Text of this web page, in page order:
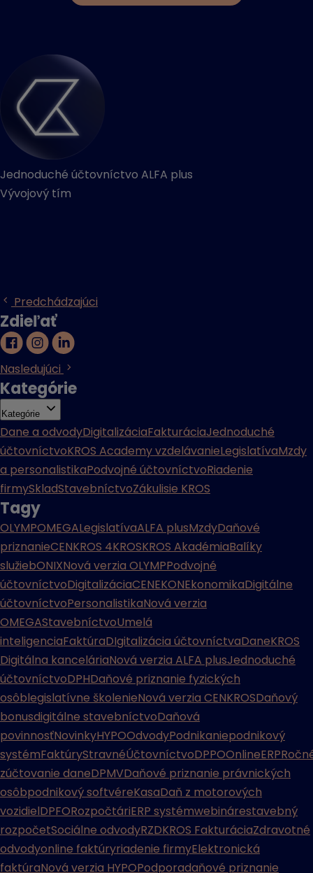
Jednoduché účtovníctvo ALFA plus
Vývojový tím
Predchádzajúci
Zdieľať
Nasledujúci
Kategórie
Kategórie
Dane a odvodyDigitalizáciaFakturáciaJednoduché
účtovníctvoKROS Academy vzdelávanieLegislatívaMzdy
a personalistikaPodvojné účtovníctvoRiadenie
firmySkladStavebníctvoZákulisie KROS
Tagy
OLYMPOMEGALegislatívaALFA plusMzdyDaňové
priznanieCENKROS 4KROSKROS AkadémiaBalíky
služiebONIXNová verzia OLYMPPodvojné
účtovníctvoDigitalizáciaCENEKONEkonomikaDigitálne
účtovníctvoPersonalistikaNová verzia
OMEGAStavebníctvoUmelá
inteligenciaFaktúraDIgitalizácia účtovníctvaDaneKROS
Digitálna kanceláriaNová verzia ALFA plusJednoduché
účtovníctvoDPHDaňové priznanie fyzických
osôblegislatívne školenieNová verzia CENKROSDaňový
bonusdigitálne stavebníctvoDaňová
povinnosťNovinkyHYPOOdvodyPodnikaniepodnikový
systémFaktúryStravnéÚčtovníctvoDPPOOnlineERP
zúčtovanie daneDPMVDaňové priznanie právnických
osôbpodnikový softvéreKasaDaň z motorových
vozidielDPFORozpočtáriERP systémwebinárestavebný
rozpočetSociálne odvodyRZDKROS FakturáciaZdravotné
odvodyonline faktúryriadenie firmyElektronická
faktúraNová verzia HYPOPodporadaňové priznanie